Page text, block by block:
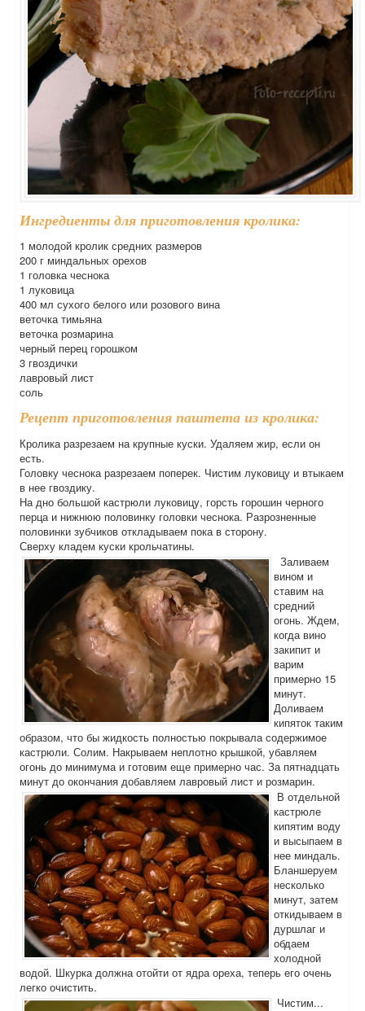
Ингредиенты для приготовления кролика:
1 молодой кролик средних размеров
200 г миндальных орехов
1 головка чеснока
1 луковица
400 мл сухого белого или розового вина
веточка тимьяна
веточка розмарина
черный перец горошком
3 гвоздички
лавровый лист
соль
Рецепт приготовления паштета из кролика:
Кролика разрезаем на крупные куски. Удаляем жир, если он
есть.
Головку чеснока разрезаем поперек. Чистим луковицу и втыкаем
в нее гвоздику.
На дно большой кастрюли луковицу, горсть горошин черного
перца и нижнюю половинку головки чеснока. Разрозненные
половинки зубчиков откладываем пока в сторону.
Сверху кладем куски крольчатины.
Заливаем
вином и
ставим на
средний
огонь. Ждем,
когда вино
закипит и
варим
примерно 15
минут.
Доливаем
кипяток таким
образом, что бы жидкость полностью покрывала содержимое
кастрюли. Солим. Накрываем неплотно крышкой, убавляем
огонь до минимума и готовим еще примерно час. За пятнадцать
минут до окончания добавляем лавровый лист и розмарин.
В отдельной
кастрюле
кипятим воду
и высыпаем в
нее миндаль.
Бланшеруем
несколько
минут, затем
откидываем в
дуршлаг и
обдаем
холодной
водой. Шкурка должна отойти от ядра ореха, теперь его очень
легко очистить.
Чистим...